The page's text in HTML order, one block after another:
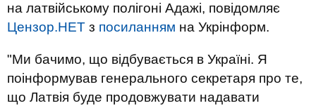
на латвійському полігоні Адажі, повідомляє
Цензор.НЕТ з посиланням на Укрінформ.
"Ми бачимо, що відбувається в Україні. Я
поінформував генерального секретаря про те,
що Латвія буде продовжувати надавати